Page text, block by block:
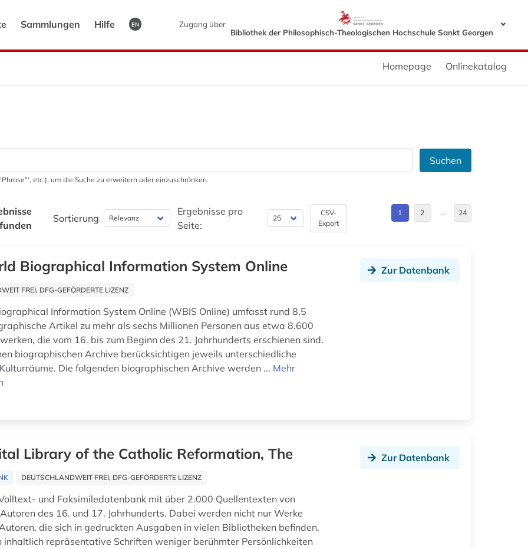
Sammlungen Hilfe EN
Zugang über
Bibliothek der Philosophisch-Theologischen Hochschule Sankt Georgen
Homepage Onlinekatalog
Suchen
etc.), um die Suche zu erweitern oder einzuschränken.
Sortierung
Ergebnisse pro
Seite:
CSV-
Export
1 2 … 24
Biographical Information System Online
FREI, DFG-GEFÖRDERTE LIZENZ
Information System Online (WBIS Online) umfasst rund 8,5
Artikel zu mehr als sechs Millionen Personen aus etwa 8.600
die vom 16. bis zum Beginn des 21. Jahrhunderts erschienen sind.
biographischen Archive berücksichtigen jeweils unterschiedliche
Die folgenden biographischen Archive werden ... Mehr
Zur Datenbank
Library of the Catholic Reformation, The
DEUTSCHLANDWEIT FREI, DFG-GEFÖRDERTE LIZENZ
und Faksimiledatenbank mit über 2.000 Quellentexten von
des 16. und 17. Jahrhunderts. Dabei werden nicht nur Werke
die sich in gedruckten Ausgaben in vielen Bibliotheken befinden,
inhaltlich repräsentative Schriften weniger berühmter Persönlichkeiten
Zur Datenbank